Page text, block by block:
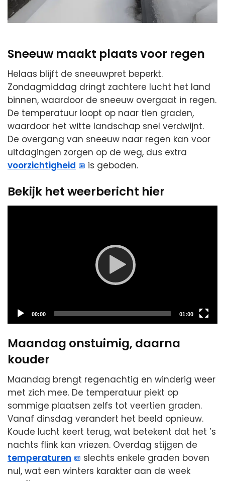
Sneeuw maakt plaats voor regen
Helaas blijft de sneeuwpret beperkt.
Zondagmiddag dringt zachtere lucht het land
binnen, waardoor de sneeuw overgaat in regen.
De temperatuur loopt op naar tien graden,
waardoor het witte landschap snel verdwijnt.
De overgang van sneeuw naar regen kan voor
uitdagingen zorgen op de weg, dus extra
voorzichtigheid
is geboden.
Bekijk het weerbericht hier
Current
00:00
Total
duration
01:00
Maandag onstuimig, daarna
kouder
Maandag brengt regenachtig en winderig weer
met zich mee. De temperatuur piekt op
sommige plaatsen zelfs tot veertien graden.
Vanaf dinsdag verandert het beeld opnieuw.
Koude lucht keert terug, wat betekent dat het ’s
nachts flink kan vriezen. Overdag stijgen de
temperaturen
slechts enkele graden boven
nul, wat een winters karakter aan de week